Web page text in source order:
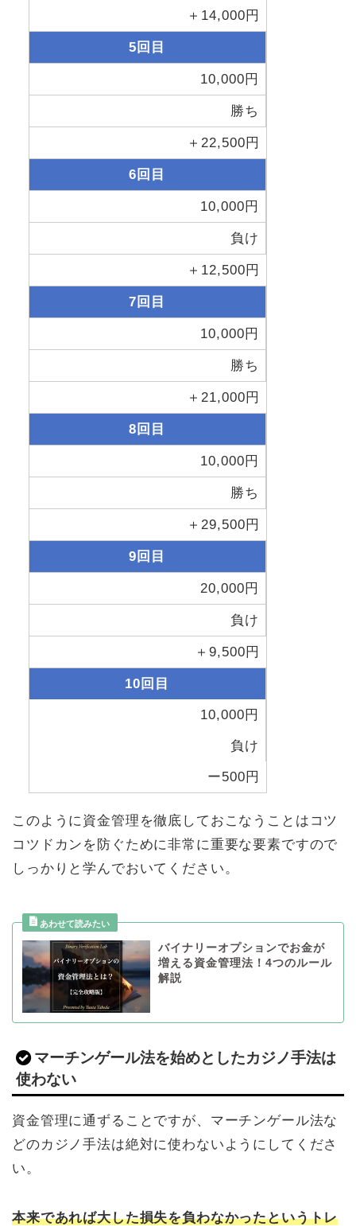
＋14,000円
5回目
10,000円
勝ち
＋22,500円
6回目
10,000円
負け
＋12,500円
7回目
10,000円
勝ち
＋21,000円
8回目
10,000円
勝ち
＋29,500円
9回目
20,000円
負け
＋9,500円
10回目
10,000円
負け
ー500円
このように資金管理を徹底しておこなうことはコツ
コツドカンを防ぐために非常に重要な要素ですので
しっかりと学んでおいてください。
バイナリーオプションでお金が
増える資金管理法！4つのルール
解説
マーチンゲール法を始めとしたカジノ手法は
使わない
資金管理に通ずることですが、マーチンゲール法な
どのカジノ手法は絶対に使わないようにしてくださ
い。
本来であれば大した損失を負わなかったというトレ